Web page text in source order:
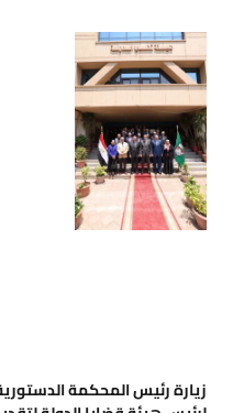
زيارة رئيس المحكمة